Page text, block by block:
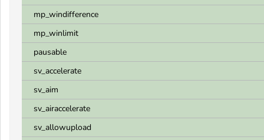
mp_windifference
mp_winlimit
pausable
sv_accelerate
sv_aim
sv_airaccelerate
sv_allowupload